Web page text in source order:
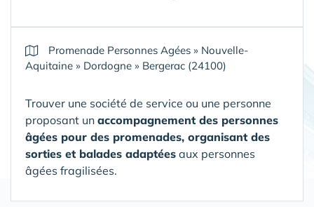
Promenade Personnes Agées » Nouvelle-
Aquitaine » Dordogne » Bergerac (24100)
Trouver une société de service ou une personne
proposant un accompagnement des personnes
âgées pour des promenades, organisant des
sorties et balades adaptées aux personnes
âgées fragilisées.